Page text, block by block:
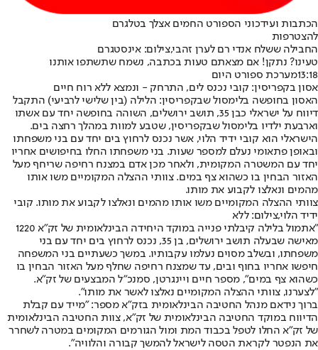
הכתבות ועידכוני הספורט החמים אצלך בטלגרם
להצטרפות
החבילה ששלח אנדי רם לערן זהבי,צילום: אינסטגרם
טעינו? נתקן! אם מצאתם טעות בכתבה, נשמח שתשתפו אותנו
13:18מערכת ספורט היום
אסון בקפריסין: קובי נכנס לים, התרחק - ונמצא ללא רוח חיים
האסון בחופשה בלימסול שבקפריסין: הלילה (בין שלישי לרביעי) התקבל
דיווח על ישראלי כבן 35, תושב ירושלים, השוהה בחופשה יחד עם אשתו
וארבעת ילדיו בלימסול שבקפריסין, שטבע למוות במהלך רחצה בים.
הישראלי הוא קובי ידיד הלוי, אשר נכנס לרחוץ בים יחד עם בני משפחתו
ובאופן פתאומי נעלם למספר שעות. בני משפחתו החלו בחיפושים אחריו
יחד עם המשטרה המקומית, ולאחר מכן אדם במצנח רחיפה שריחף מעל
האזור הבחין בו כשהוא צף במים. צוותי ההצלה המקומיים משו אותו
מהמים ונאלצו לקבוע את מותו.
צוותי ההצלה המקומיים משו אותו מהמים ונאלצו לקבוע את מותו. קובי
ידיד הלוי,צילום: ללא
"אתמול בלילה קיבלתי פנייה במוקד היחידה הבינלאומית של זק"א 1220
מאישה שבעלה תושב ירושלים, בן 35, נכנס לרחוץ בים יחד עם בני
משפחתו, ובשלב מסוים נעלמו עקבותיו. במשך כשעתיים בני המשפחה
חיפשו אחריו בחוף ובים, עד שמצנח רחיפה שחלף מעל האזור הבחין בו
כשהוא צף במים", מספר חיים ויינגרטן, סמנכ"ל המבצעים של זק"א.
"לצערנו, צוותי ההצלה המקומיים נאלצו לאשר את מותו".
ברוך נידאם מנהל החטיבה הבינלאומית בזק״א מספר: "מייד עם קבלת
הדיווח במוקד החטיבה הבינלאומית של זק״א, צוות החטיבה הבינלאומית
של זק״א החלו לטפל בכבוד המת ומול הגורמים המקומים במטרה לשחרר
את הנפטר לקראת הטסה לישראל להמשך קבורה והלוויה".